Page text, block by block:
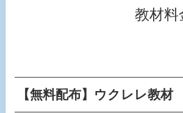
教材料
【無料配布】ウクレレ教材